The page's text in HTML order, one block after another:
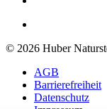
© 2026 Huber
AGB
Barrierefreiheit
Datenschutz